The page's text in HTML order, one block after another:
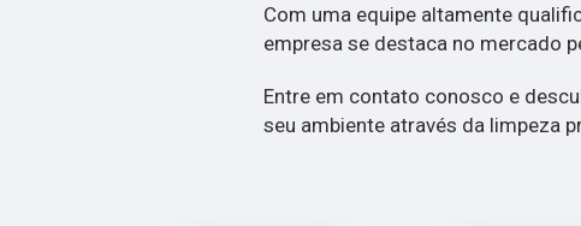
Com uma equipe altamente
empresa se destaca no mercado
Entre em contato conosco e
seu ambiente através da limpeza